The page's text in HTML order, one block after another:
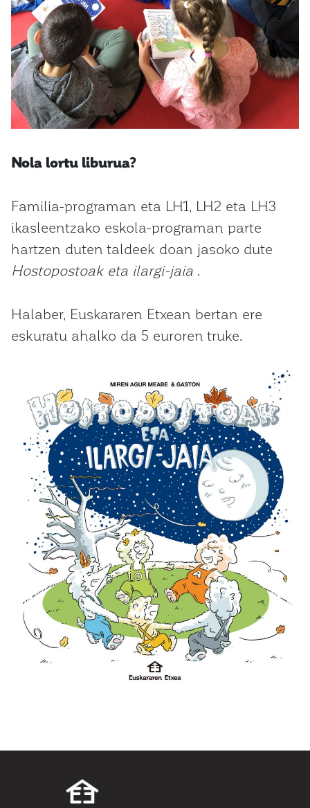
Nola lortu liburua?
Familia-programan eta LH1, LH2 eta LH3
ikasleentzako eskola-programan parte
hartzen duten taldeek doan jasoko dute
Hostopostoak eta ilargi-jaia
Halaber, Euskararen Etxean bertan ere
eskuratu ahalko da 5 euroren truke.